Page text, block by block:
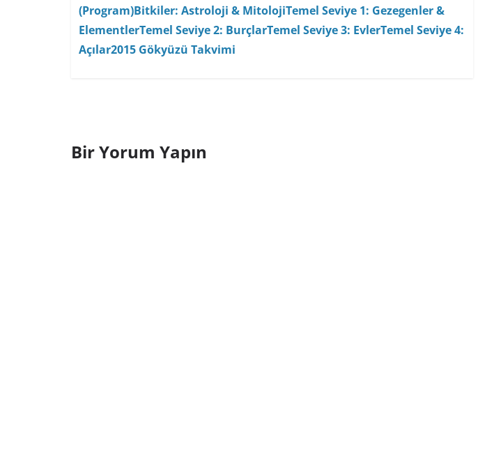
(Program)Bitkiler: Astroloji & MitolojiTemel Seviye 1: Gezegenler &
ElementlerTemel Seviye 2: BurçlarTemel Seviye 3: EvlerTemel Seviye 4:
Açılar2015 Gökyüzü Takvimi
Bir Yorum Yapın